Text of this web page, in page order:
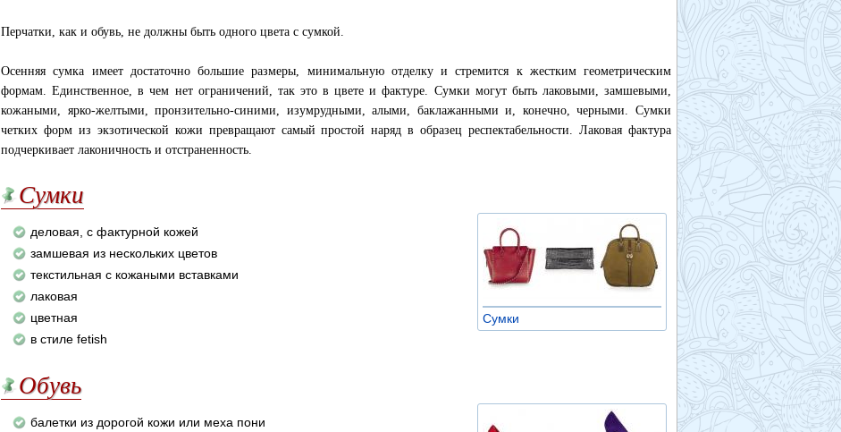
Перчатки, как и обувь, не должны быть одного цвета с сумкой.
Осенняя сумка имеет достаточно большие размеры, минимальную отделку и стремится к жестким геометрическим
формам. Единственное, в чем нет ограничений, так это в цвете и фактуре. Сумки могут быть лаковыми, замшевыми,
кожаными, ярко-желтыми, пронзительно-синими, изумрудными, алыми, баклажанными и, конечно, черными. Сумки
четких форм из экзотической кожи превращают самый простой наряд в образец респектабельности. Лаковая фактура
подчеркивает лаконичность и отстраненность.
Сумки
Сумки
деловая, с фактурной кожей
замшевая из нескольких цветов
текстильная с кожаными вставками
лаковая
цветная
в стиле fetish
Обувь
балетки из дорогой кожи или меха пони